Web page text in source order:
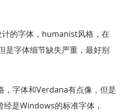
的字体，humanist风格，在
是字体细节缺失严重，最好别
字体和Verdana有点像，但是
是Windows的标准字体，